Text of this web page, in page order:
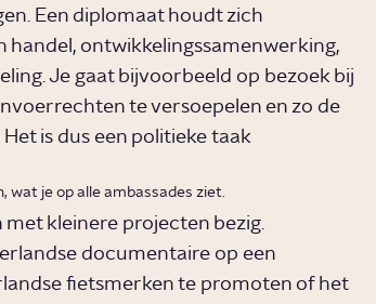
Een diplomaat houdt zich
ontwikkelingssamenwerking,
Je gaat bijvoorbeeld op bezoek bij
te versoepelen en zo de
is dus een politieke taak
wat je op alle ambassades ziet.
met kleinere projecten bezig.
documentaire op een
fietsmerken te promoten of het